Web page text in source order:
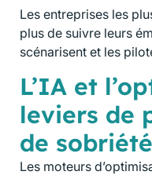
Les entreprises les
plus de suivre leurs
scénarisent et les
L’IA et
leviers de
de sobriété
Les moteurs